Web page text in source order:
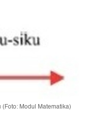
Modul Matematika)